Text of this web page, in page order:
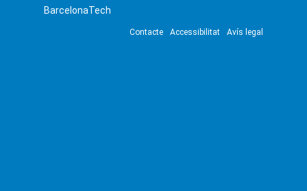
BarcelonaTech
Contacte Accessibilitat Avís legal